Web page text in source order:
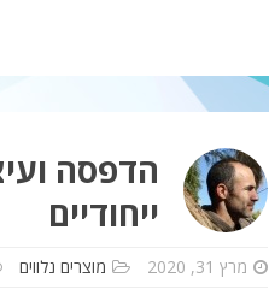
הדפסה
ייחודיים
מרץ 31, 2020 מוצרים נלווים